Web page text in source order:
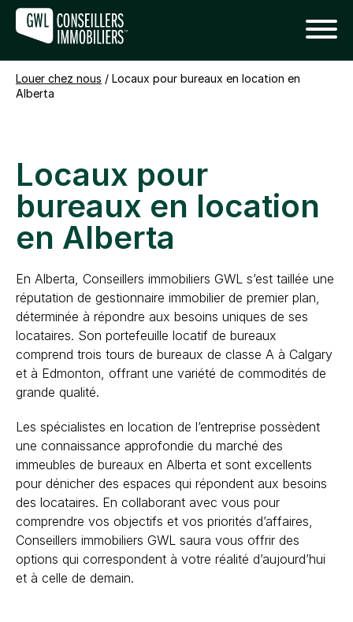
Louer chez nous / Locaux pour bureaux en location en
Alberta
Locaux pour
bureaux en location
en Alberta
En Alberta, Conseillers immobiliers GWL s’est taillée une
réputation de gestionnaire immobilier de premier plan,
déterminée à répondre aux besoins uniques de ses
locataires. Son portefeuille locatif de bureaux
comprend trois tours de bureaux de classe A à Calgary
et à Edmonton, offrant une variété de commodités de
grande qualité.
Les spécialistes en location de l’entreprise possèdent
une connaissance approfondie du marché des
immeubles de bureaux en Alberta et sont excellents
pour dénicher des espaces qui répondent aux besoins
des locataires. En collaborant avec vous pour
comprendre vos objectifs et vos priorités d’affaires,
Conseillers immobiliers GWL saura vous offrir des
options qui correspondent à votre réalité d’aujourd’hui
et à celle de demain.